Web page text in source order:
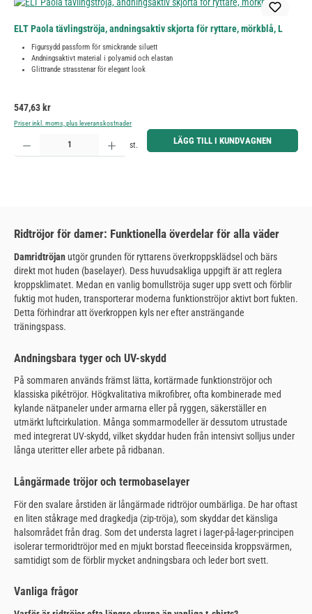
ELT Paola tävlingströja, andningsaktiv skjorta för ryttare, mörkblå, L
Figursydd passform för smickrande siluett
Andningsaktivt material i polyamid och elastan
Glittrande strasstenar för elegant look
Ordinarie pris:
547,63 kr
Priser inkl. moms, plus leveranskostnader
Produktkvantitet: Ange önskat belopp eller använd knapparna för att öka eller minska kvantiteten.
st. LÄGG TILL I KUNDVAGNEN
Ridtröjor för damer: Funktionella överdelar för alla väder
Damridtröjan utgör grunden för ryttarens överkroppsklädsel och bärs
direkt mot huden (baselayer). Dess huvudsakliga uppgift är att reglera
kroppsklimatet. Medan en vanlig bomullströja suger upp svett och förblir
fuktig mot huden, transporterar moderna funktionströjor aktivt bort fukten.
Detta förhindrar att överkroppen kyls ner efter ansträngande
träningspass.
Andningsbara tyger och UV-skydd
På sommaren används främst lätta, kortärmade funktionströjor och
klassiska pikétröjor. Högkvalitativa mikrofibrer, ofta kombinerade med
kylande nätpaneler under armarna eller på ryggen, säkerställer en
utmärkt luftcirkulation. Många sommarmodeller är dessutom utrustade
med integrerat UV-skydd, vilket skyddar huden från intensivt solljus under
långa uteritter eller arbete på ridbanan.
Långärmade tröjor och termobaselayer
För den svalare årstiden är långärmade ridtröjor oumbärliga. De har oftast
en liten ståkrage med dragkedja (zip-tröja), som skyddar det känsliga
halsområdet från drag. Som det understa lagret i lager-på-lager-principen
isolerar termoridtröjor med en mjukt borstad fleeceinsida kroppsvärmen,
samtidigt som de förblir mycket andningsbara och leder bort svett.
Vanliga frågor